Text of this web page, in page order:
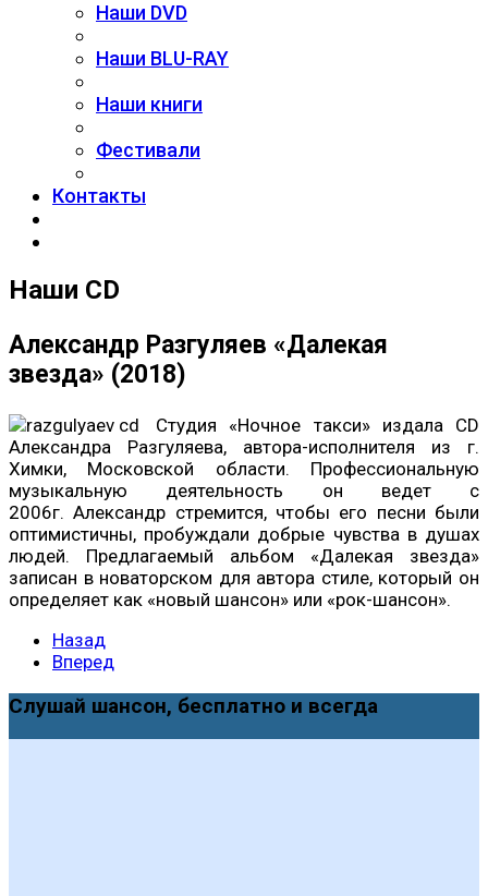
Наши DVD
Наши BLU-RAY
Наши книги
Фестивали
Контакты
Наши CD
Александр Разгуляев «Далекая
звезда» (2018)
Студия «Ночное такси» издала CD
Александра Разгуляева, автора-исполнителя из г.
Химки, Московской области. Профессиональную
музыкальную деятельность он ведет с
2006г. Александр стремится, чтобы его песни были
оптимистичны, пробуждали добрые чувства в душах
людей. Предлагаемый альбом «Далекая звезда»
записан в новаторском для автора стиле, который он
определяет как «новый шансон» или «рок-шансон».
Назад
Вперед
Слушай шансон, бесплатно и всегда